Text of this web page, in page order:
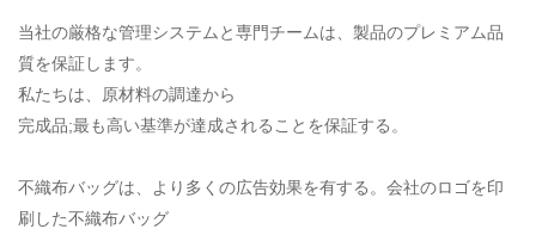
当社の厳格な管理システムと専門チームは、製品のプレミアム品
質を保証します。
私たちは、原材料の調達から
完成品;最も高い基準が達成されることを保証する。
不織布バッグは、より多くの広告効果を有する。会社のロゴを印
刷した不織布バッグ